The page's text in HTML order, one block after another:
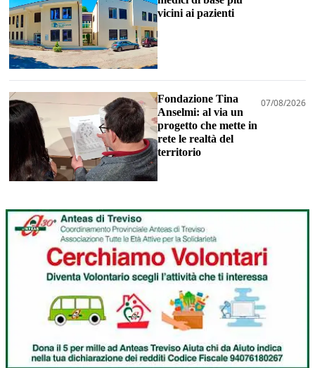
vicini ai pazienti
Fondazione Tina
Anselmi: al via un
progetto che mette in
rete le realtà del
territorio
07/08/2026